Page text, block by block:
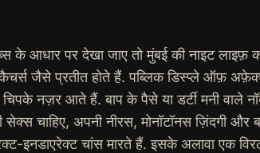
के आधार पर देखा जाए तो मुंबई की नाइट लाइफ़
जैसे प्रतीत होते हैं. पब्लिक डिस्प्ले ऑफ़
नज़र आते हैं. बाप के पैसे या डर्टी मनी वाले
सेक्स चाहिए, अपनी नीरस, मोनॉटॉनस ज़िंदगी
इनडाएरेक्ट चांस मारते हैं. इसके अलावा एक